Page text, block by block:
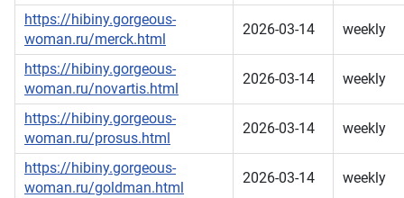
https://hibiny.gorgeous-
woman.ru/merck.html
2026-03-14 weekly
https://hibiny.gorgeous-
woman.ru/novartis.html
2026-03-14 weekly
https://hibiny.gorgeous-
woman.ru/prosus.html
2026-03-14 weekly
https://hibiny.gorgeous-
woman.ru/goldman.html
2026-03-14 weekly